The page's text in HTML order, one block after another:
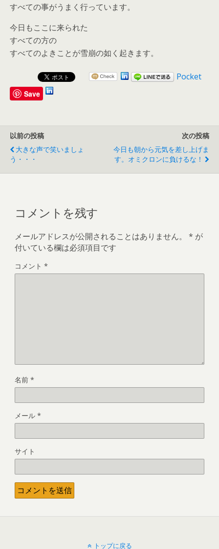
すべての事がうまく行っています。
今日もここに来られた
すべての方の
すべてのよきことが雪崩の如く起きます。
Pocket
Save
以前の投稿
大きな声で笑いましょ
う・・・
次の投稿
今日も朝から元気を差し上げま
す。オミクロンに負けるな！
コメントを残す
メールアドレスが公開されることはありません。 * が
付いている欄は必須項目です
コメント *
名前 *
メール *
サイト
トップに戻る